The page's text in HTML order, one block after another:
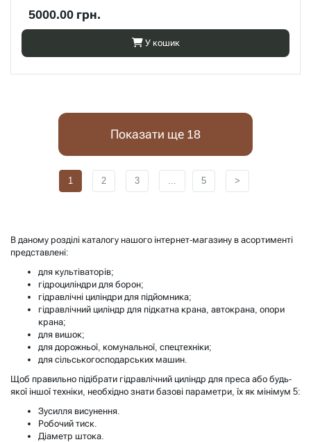
5000.00 грн.
У кошик
Показати ще 18
1 2 3 ... 5 >
В даному розділі каталогу нашого інтернет-магазину в асортименті
представлені:
для культіваторів;
гідроциліндри для борон;
гідравлічні циліндри для підйомника;
гідравлічний циліндр для підкатна крана, автокрана, опори
крана;
для вишок;
для дорожньої, комунальної, спецтехніки;
для сільськогосподарських машин.
Щоб правильно підібрати гідравлічний циліндр для преса або будь-
якої іншої техніки, необхідно знати базові параметри, їх як мінімум 5:
Зусилля висунення.
Робочий тиск.
Діаметр штока.